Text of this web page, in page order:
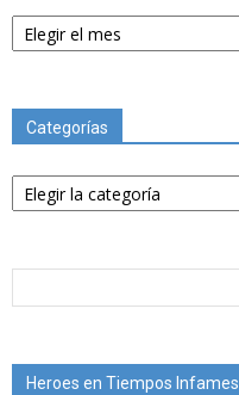
Archivos
Categorías
Categorías
Heroes en Tiempos Infames